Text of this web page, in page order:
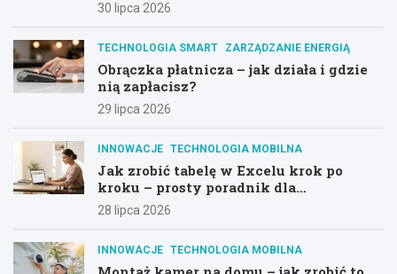
30 lipca 2026
TECHNOLOGIA SMART ZARZĄDZANIE ENERGIĄ
Obrączka płatnicza – jak działa i gdzie
nią zapłacisz?
29 lipca 2026
INNOWACJE TECHNOLOGIA MOBILNA
Jak zrobić tabelę w Excelu krok po
kroku – prosty poradnik dla
początkujących
28 lipca 2026
INNOWACJE TECHNOLOGIA MOBILNA